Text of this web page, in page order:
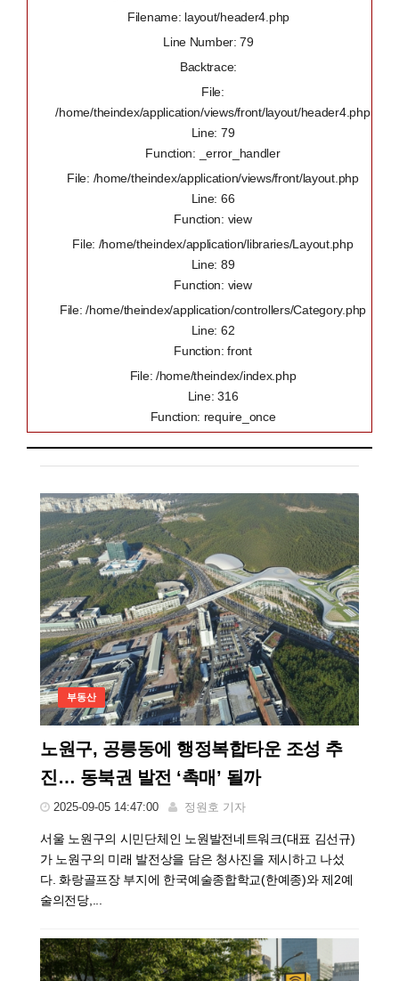
Filename: layout/header4.php
Line Number: 79
Backtrace:
File:
/home/theindex/application/views/front/layout/header4.php
Line: 79
Function: _error_handler
File: /home/theindex/application/views/front/layout.php
Line: 66
Function: view
File: /home/theindex/application/libraries/Layout.php
Line: 89
Function: view
File: /home/theindex/application/controllers/Category.php
Line: 62
Function: front
File: /home/theindex/index.php
Line: 316
Function: require_once
부동산
노원구, 공릉동에 행정복합타운 조성 추
진… 동북권 발전 ‘촉매’ 될까
2025-09-05 14:47:00 정원호 기자
서울 노원구의 시민단체인 노원발전네트워크(대표 김선규)
가 노원구의 미래 발전상을 담은 청사진을 제시하고 나섰
다. 화랑골프장 부지에 한국예술종합학교(한예종)와 제2예
술의전당,...